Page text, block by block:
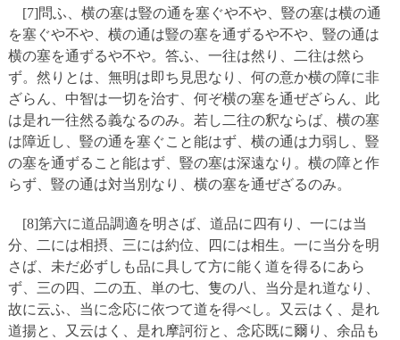
[7]問ふ、横の塞は豎の通を塞ぐや不や、豎の塞は横の通
を塞ぐや不や、横の通は豎の塞を通ずるや不や、豎の通は
横の塞を通ずるや不や。答ふ、一往は然り、二往は然ら
ず。然りとは、無明は即ち見思なり、何の意か横の障に非
ざらん、中智は一切を治す、何ぞ横の塞を通ぜざらん、此
は是れ一往然る義なるのみ。若し二往の釈ならば、横の塞
は障近し、豎の通を塞ぐこと能はず、横の通は力弱し、豎
の塞を通ずること能はず、豎の塞は深遠なり。横の障と作
らず、豎の通は対当別なり、横の塞を通ぜざるのみ。
[8]第六に道品調適を明さば、道品に四有り、一には当
分、二には相摂、三には約位、四には相生。一に当分を明
さば、未だ必ずしも品に具して方に能く道を得るにあら
ず、三の四、二の五、単の七、隻の八、当分是れ道なり、
故に云ふ、当に念応に依つて道を得べし。又云はく、是れ
道揚と、又云はく、是れ摩訶衍と、念応既に爾り、余品も